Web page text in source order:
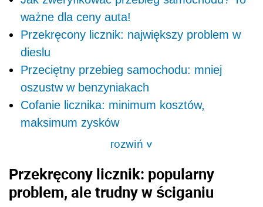
ważne dla ceny auta!
Przekręcony licznik: największy problem w
dieslu
Przeciętny przebieg samochodu: mniej
oszustw w benzyniakach
Cofanie licznika: minimum kosztów,
maksimum zysków
rozwiń>
Przekręcony licznik: popularny
problem, ale trudny w ściganiu